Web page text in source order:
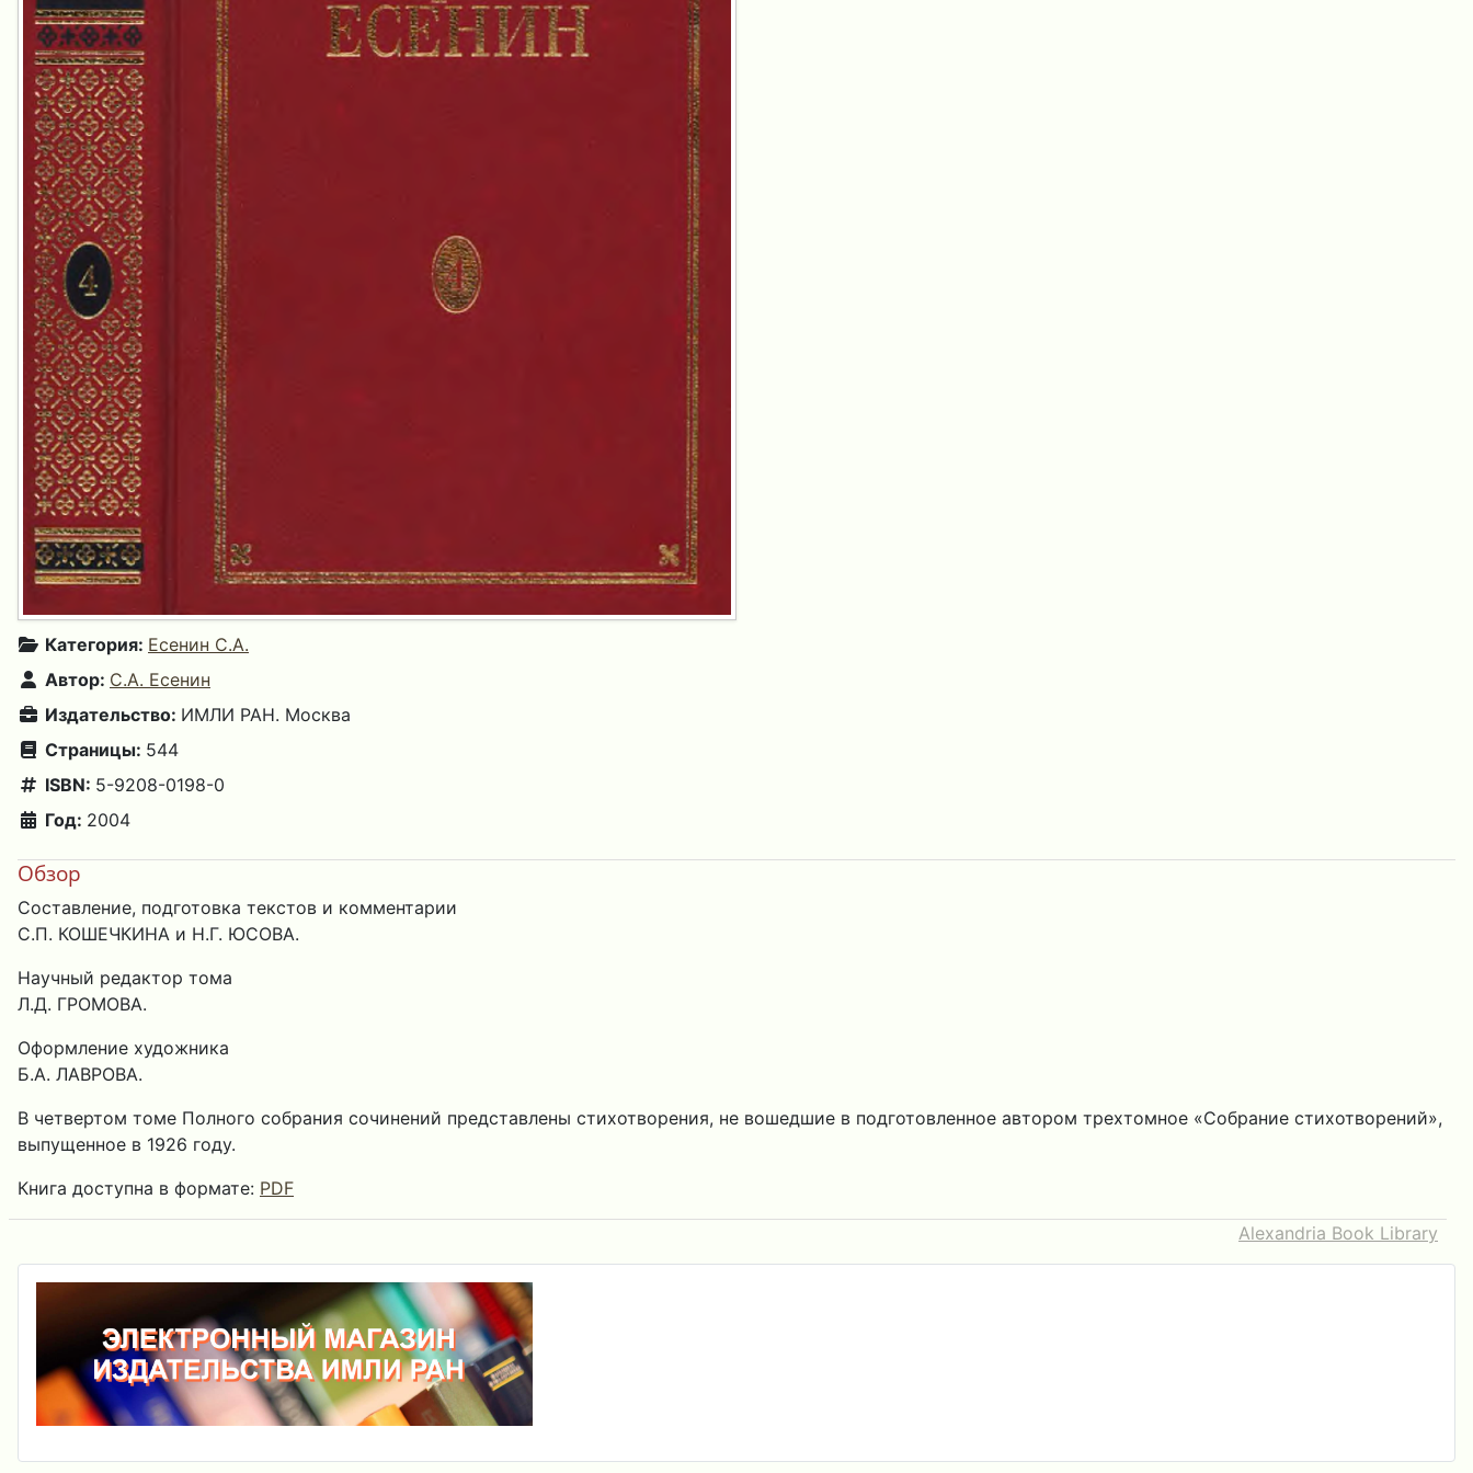
Категория: Есенин С.А.
Автор: С.А. Есенин
Издательство: ИМЛИ РАН. Москва
Страницы: 544
ISBN: 5-9208-0198-0
Год: 2004
Обзор
Составление, подготовка текстов и комментарии
С.П. КОШЕЧКИНА и Н.Г. ЮСОВА.
Научный редактор тома
Л.Д. ГРОМОВА.
Оформление художника
Б.А. ЛАВРОВА.
В четвертом томе Полного собрания сочинений представлены стихотворения, не вошедшие в подготовленное автором трехтомное «Собрание стихотворений»,
выпущенное в 1926 году.
Книга доступна в формате: PDF
Alexandria Book Library